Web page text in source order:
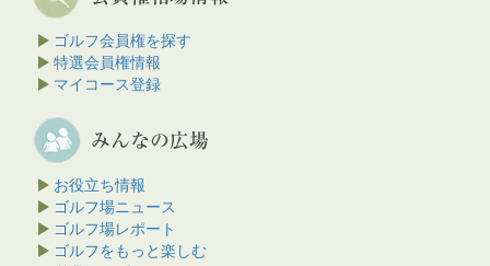
ゴルフ会員権を探す
特選会員権情報
マイコース登録
お役立ち情報
ゴルフ場ニュース
ゴルフ場レポート
ゴルフをもっと楽しむ